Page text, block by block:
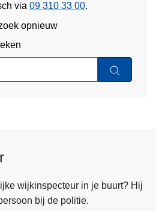
via 09 310 33 00.
opnieuw
wijkinspecteur in je buurt? Hij
bij de politie.